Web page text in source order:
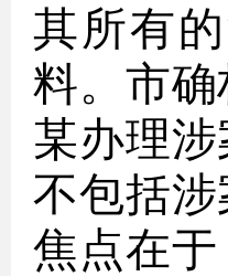
其所有
料。市
某办理
不包括
焦点在